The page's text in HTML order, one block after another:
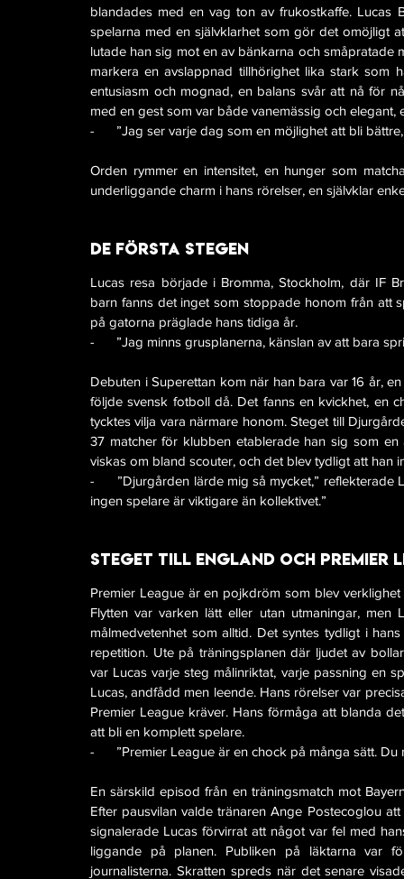
blandades med en vag ton av frukostkaffe. Lucas
spelarna med en självklarhet som gör det omöjligt
lutade han sig mot en av bänkarna och småpratade
markera en avslappnad tillhörighet lika stark som
entusiasm och mognad, en balans svår att nå för
med en gest som var både vanemässig och
-      ”Jag ser varje dag som en möjlighet att bli
Orden rymmer en intensitet, en hunger som
underliggande charm i hans rörelser, en självklar
De första stegen
Lucas resa började i Bromma, Stockholm, där IF
barn fanns det inget som stoppade honom från att
på gatorna präglade hans tidiga år.
-      ”Jag minns grusplanerna, känslan av att bara
Debuten i Superettan kom när han bara var 16 år,
följde svensk fotboll då. Det fanns en kvickhet, en
tycktes vilja vara närmare honom. Steget till
37 matcher för klubben etablerade han sig som
viskas om bland scouter, och det blev tydligt att han
-      ”Djurgården lärde mig så mycket,”
ingen spelare är viktigare än kollektivet.”
Steget till England och Premier
Premier League är en pojkdröm som blev
Flytten var varken lätt eller utan utmaningar,
målmedvetenhet som alltid. Det syntes tydligt i
repetition. Ute på träningsplanen där ljudet av
var Lucas varje steg målinriktat, varje passning en
Lucas, andfådd men leende. Hans rörelser var
Premier League kräver. Hans förmåga att blanda
att bli en komplett spelare.
-      ”Premier League är en chock på många sätt.
En särskild episod från en träningsmatch mot
Efter pausvilan valde tränaren Ange Postecoglou
signalerade Lucas förvirrat att något var fel med
liggande på planen. Publiken på läktarna var
journalisterna. Skratten spreds när det senare